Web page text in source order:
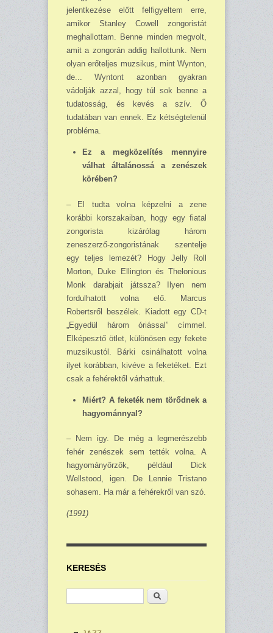
jelentkezése előtt felfigyeltem erre,
amikor Stanley Cowell zongoristát
meghallottam. Benne minden megvolt,
amit a zongorán addig hallottunk. Nem
olyan erőteljes muzsikus, mint Wynton,
de... Wyntont azonban gyakran
vádolják azzal, hogy túl sok benne a
tudatosság, és kevés a szív. Ő
tudatában van ennek. Ez kétségtelenül
prob­léma.
Ez a megközelítés mennyire
válhat általánossá a zenészek
körében?
– El tudta volna képzelni a zene
korábbi korszakaiban, hogy egy fiatal
zongorista kizárólag három
zeneszerző-zongoristának szentelje
egy teljes lemezét? Hogy Jelly Roll
Morton, Duke Ellington és Thelonious
Monk darabjait játssza? Ilyen nem
fordulhatott volna elő. Marcus
Robertsről beszélek. Kiadott egy CD-t
„Egyedül három óriással” címmel.
Elképesztő ötlet, különösen egy fekete
muzsikustól. Bárki csinálhatott volna
ilyet korábban, kivéve a feketéket. Ezt
csak a fehérektől várhattuk.
Miért? A feketék nem törődnek a
hagyománnyal?
– Nem így. De még a legmerészebb
fehér zenészek sem tették volna. A
hagyományőrzők, például Dick
Wellstood, igen. De Lennie Tristano
sohasem. Ha már a fehérekről van szó.
(1991)
KERESÉS
Keresés